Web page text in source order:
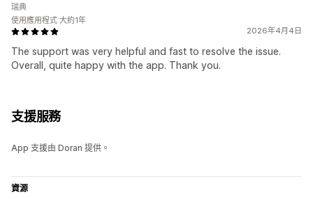
2026年4月4日
The support was very helpful and fast to resolve the issue.
Overall, quite happy with the app. Thank you.
瑞典
使用應用程式 大約1年
支援服務
App 支援由 Doran 提供。
資源